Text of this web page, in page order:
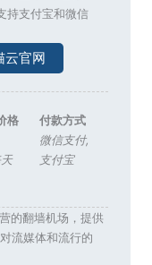
持支付宝和微信
云官网
格
付款方式
微信支付,
支付宝
的翻墙机场，提供
流媒体和流行的